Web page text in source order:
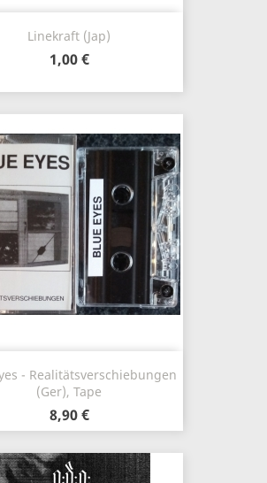
Linekraft (Jap)
1,00 €
- Realitätsverschiebungen
(Ger), Tape
8,90 €